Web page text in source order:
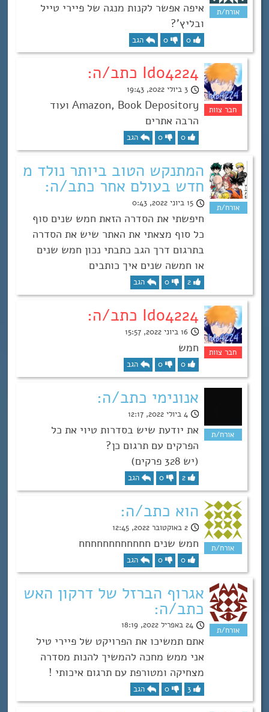
איפה אפשר לקנות מנגה של פיירי טייל
ובליץ’?
0
0 הגב
Ido4224 כתב/ה:
3 ביולי 2022, 19:43
Amazon, Book Depository ועוד
הרבה אתרים
0
0 הגב
המתנקש הטוב ביותר נולד מ
חדש בעולם אחר כתב/ה:
15 ביוני 2022, 0:43
חיפשתי את הסדרה הזאת חמש שנים סוף
כל סוף מצאתי את האתר שיש את הסדרה
בתרגום דרך הגב כתבתי נכון חמש שנים
או חמשה שנים איך כותבים
2
0 הגב
Ido4224 כתב/ה:
16 ביוני 2022, 15:57
חמש
0
0 הגב
אנונימי כתב/ה:
4 ביולי 2022, 12:17
את יודעת שיש בסדרות טיוי את כל
הפרקים עם תרגום כן?
(יש 328 פרקים)
2
0 הגב
הוא כתב/ה:
2 באוקטובר 2022, 12:45
חמש שנים חחחחחחחחחחחח
0
0 הגב
אגרוף הברזל של דרקון האש
כתב/ה:
24 באפריל 2022, 18:19
אתם תמשיכו את הפרויקט של פיירי טיל
אני ממש מחכה להמשיך להנות מסדרה
מצחיקה ומטורפת עם תרגום איכותי !
3
0 הגב